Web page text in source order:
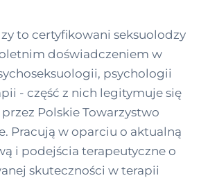
to certyfikowani seksuolodzy
doświadczeniem w
psychologii
- część z nich legitymuje się
Polskie Towarzystwo
Pracują w oparciu o aktualną
i podejścia terapeutyczne o
skuteczności w terapii